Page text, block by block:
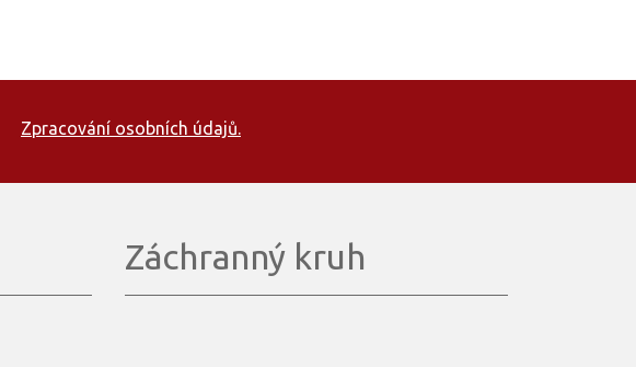
Zpracování osobních údajů.
Záchranný kruh